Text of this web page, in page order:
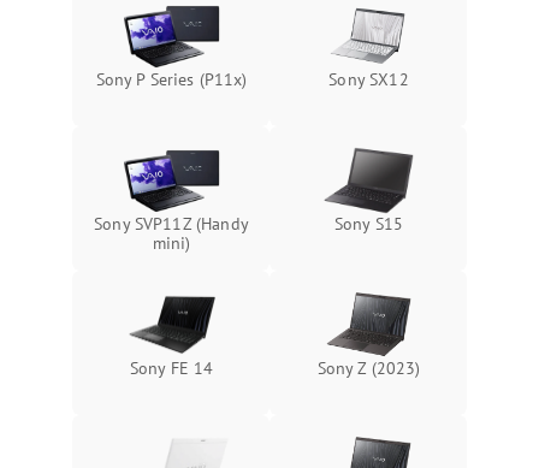
оперативной памяти:
вылеты приложений,
синие экраны
Подробнее →
Sony P Series (P11x) Sony SX12
Sony SVP11Z (Handy
mini)
Sony S15
Sony FE 14 Sony Z (2023)